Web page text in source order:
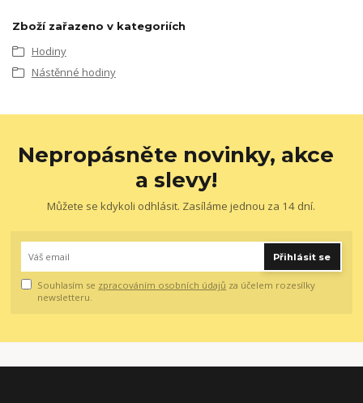
Zboží zařazeno v kategoriích
Hodiny
Nástěnné hodiny
Nepropásněte novinky, akce
a slevy!
Můžete se kdykoli odhlásit. Zasíláme jednou za 14 dní.
Přihlásit se
Souhlasím se zpracováním osobních údajů za účelem rozesílky
newsletteru.